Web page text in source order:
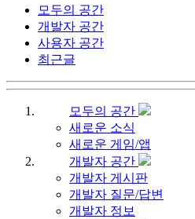
모두의 공간
개발자 공간
사용자 공간
최근글
모두의 공간
새로운 소식
새로운 게임/앱
개발자 공간
개발자 게시판
개발자 질문/답변
개발자 정보